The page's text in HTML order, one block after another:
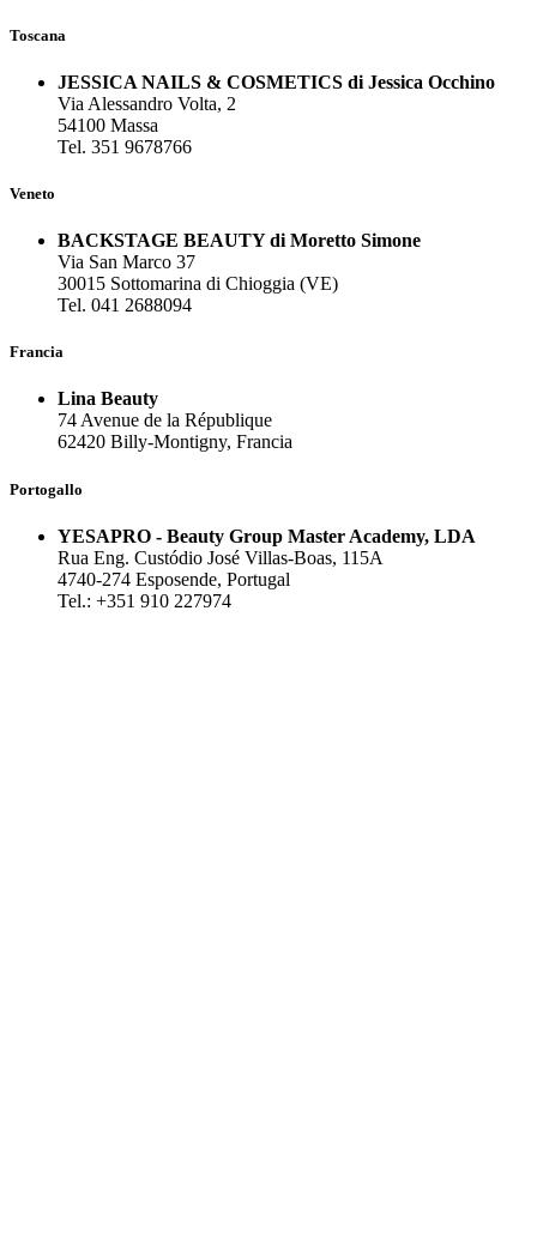
Toscana
JESSICA NAILS & COSMETICS di Jessica Occhino
Via Alessandro Volta, 2
54100 Massa
Tel. 351 9678766
Veneto
BACKSTAGE BEAUTY di Moretto Simone
Via San Marco 37
30015 Sottomarina di Chioggia (VE)
Tel. 041 2688094
Francia
Lina Beauty
74 Avenue de la République
62420 Billy-Montigny, Francia
Portogallo
YESAPRO - Beauty Group Master Academy, LDA
Rua Eng. Custódio José Villas-Boas, 115A
4740-274 Esposende, Portugal
Tel.: +351 910 227974